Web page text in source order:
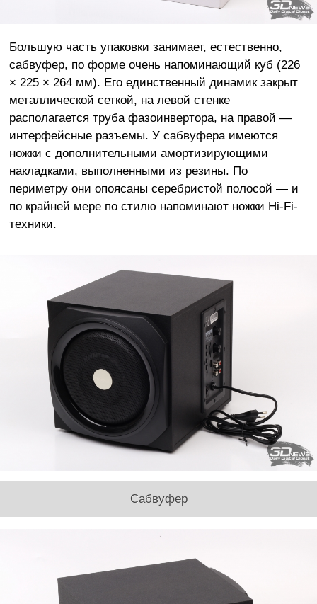
Большую часть упаковки занимает, естественно,
сабвуфер, по форме очень напоминающий куб (226
× 225 × 264 мм). Его единственный динамик закрыт
металлической сеткой, на левой стенке
располагается труба фазоинвертора, на правой —
интерфейсные разъемы. У сабвуфера имеются
ножки с дополнительными амортизирующими
накладками, выполненными из резины. По
периметру они опоясаны серебристой полосой — и
по крайней мере по стилю напоминают ножки Hi-Fi-
техники.
Сабвуфер